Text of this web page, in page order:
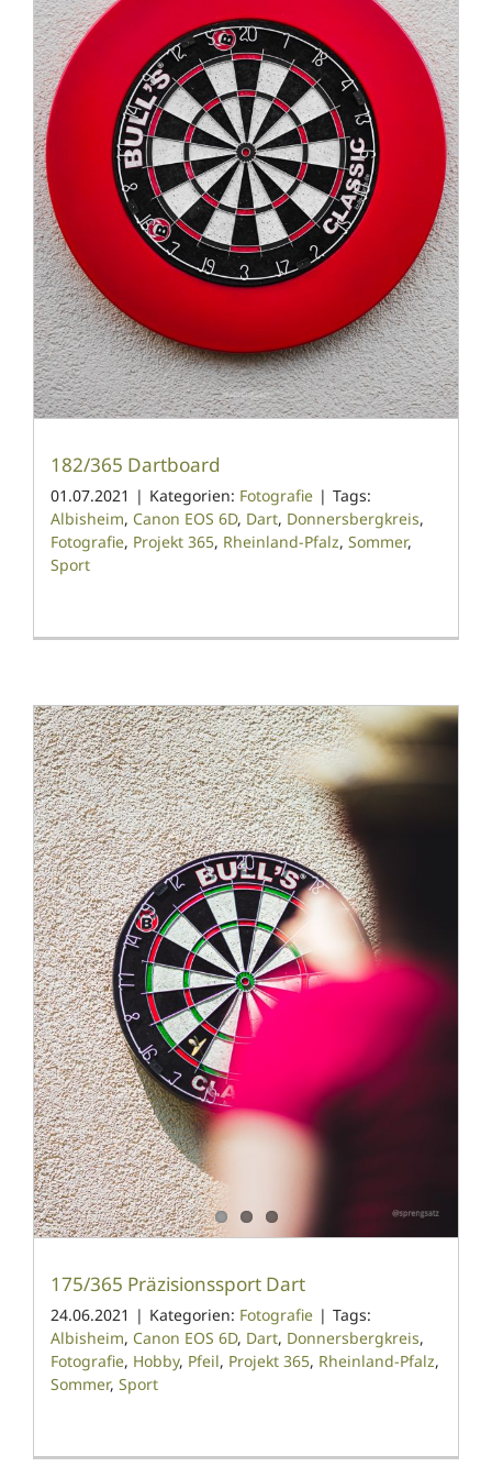
182/365 Dartboard
01.07.2021 | Kategorien: Fotografie | Tags:
Albisheim, Canon EOS 6D, Dart, Donnersbergkreis,
Fotografie, Projekt 365, Rheinland-Pfalz, Sommer,
Sport
175/365 Präzisionssport Dart
24.06.2021 | Kategorien: Fotografie | Tags:
Albisheim, Canon EOS 6D, Dart, Donnersbergkreis,
Fotografie, Hobby, Pfeil, Projekt 365, Rheinland-Pfalz,
Sommer, Sport